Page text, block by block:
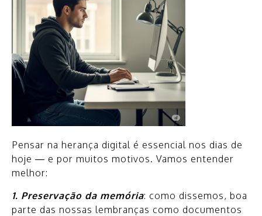
Pensar na herança digital é essencial nos dias de
hoje — e por muitos motivos. Vamos entender
melhor:
1. Preservação da memória: como dissemos, boa
parte das nossas lembranças como documentos